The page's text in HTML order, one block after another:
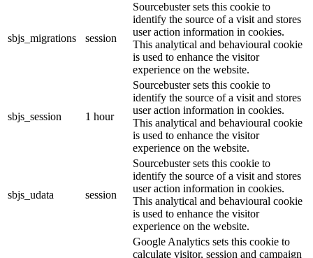
sbjs_migrations session
Sourcebuster sets this cookie to
identify the source of a visit and stores
user action information in cookies.
This analytical and behavioural cookie
is used to enhance the visitor
experience on the website.
sbjs_session 1 hour
Sourcebuster sets this cookie to
identify the source of a visit and stores
user action information in cookies.
This analytical and behavioural cookie
is used to enhance the visitor
experience on the website.
sbjs_udata session
Sourcebuster sets this cookie to
identify the source of a visit and stores
user action information in cookies.
This analytical and behavioural cookie
is used to enhance the visitor
experience on the website.
Google Analytics sets this cookie to
calculate visitor, session and campaign